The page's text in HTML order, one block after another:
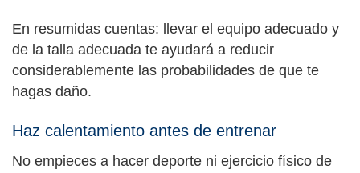
En resumidas cuentas: llevar el equipo adecuado y
de la talla adecuada te ayudará a reducir
considerablemente las probabilidades de que te
hagas daño.
Haz calentamiento antes de entrenar
No empieces a hacer deporte ni ejercicio físico de